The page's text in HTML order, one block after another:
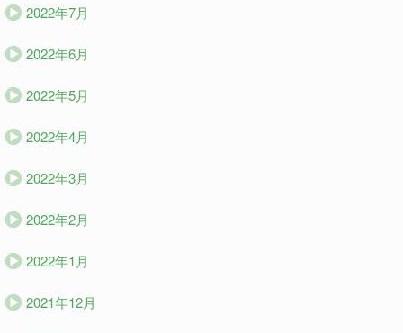
2022年7月
2022年6月
2022年5月
2022年4月
2022年3月
2022年2月
2022年1月
2021年12月